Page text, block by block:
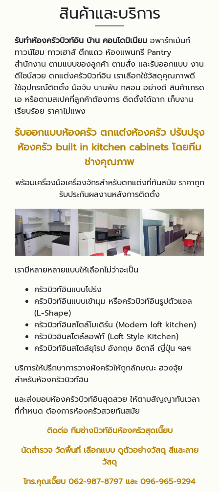
สินค้าและบริการ
รับทำห้องครัวบิวท์อิน บ้าน คอนโดมิเนียม อพาร์ทเม้นท์
ทาวน์โฮม ทาวเฮาส์ ตึกแถว ห้องแพนทรี Pantry
สำนักงาน ตามแบบของลูกค้า ตามสั่ง และรับออกแบบ งาน
ดีไซน์สวย ตกแต่งครัวบิวท์อิน เราเลือกใช้วัสดุคุณภาพดี
ใช้อุปกรณ์ติดตั้ง มือจับ บานพับ กลอน อย่างดี สินค้าเกรด
เอ หรือตามสเปคที่ลูกค้าต้องการ ติดตั้งได้ฉาก เก็บงาน
เรียบร้อย ราคาไม่แพง
รับออกแบบห้องครัว ตกแต่งห้องครัว ปรับปรุง
ห้องครัว built in kitchen cabinets โดยทีม
ช่างคุณภาพ
พร้อมเครื่องมือเครื่องจักรสำหรับตกแต่งที่ทันสมัย ราคาถูก
รับประกันผลงานหลังการติดตั้ง
เรามีหลายหลายแบบให้เลือกไม่ว่าจะเป็น
ครัวบิวท์อินแบบโปร่ง
ครัวบิวท์อินแบบเข้ามุม หรือครัวบิวท์อินรูปตัวแอล
(L-Shape)
ครัวบิวท์อินสไตล์โมเดิร์น (Modern loft kitchen)
ครัวบิวอินสไตล์ลอฟท์ (Loft Style Kitchen)
ครัวบิวท์อินสไตล์ยุโรป อังกฤษ อิตาลี ญี่ปุ่น ฯลฯ
บริการให้ปรึกษาการวางผังครัวให้ถูกลักษณะ ฮวงจุ้ย
สำหรับห้องครัวบิวท์อิน
และส่งมอบห้องครัวบิวท์อินสุดสวย ให้ตามสัญญาทันเวลา
ที่กำหนด ต้องการห้องครัวสวยทันสมัย
ติดต่อ ทีมช่างบิวท์อินห้องครัวสุดเนี๊ยบ
นัดสำรวจ วัดพื้นที่ เลือกแบบ ดูตัวอย่างวัสดุ สีและลาย
วัสดุ
โทร.คุณเจี๊ยบ 062-987-8797 และ 096-965-9294